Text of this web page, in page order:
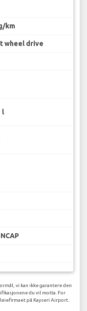
km
wheel drive
l
vi kan ikke garantere den
du vil motta. For
på Kayseri Airport.